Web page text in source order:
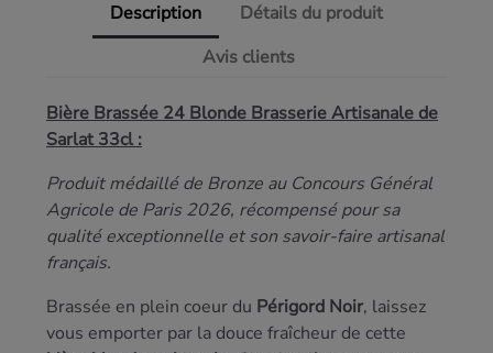
Description
Détails du produit
Avis clients
Bière Brassée 24 Blonde Brasserie Artisanale de
Sarlat 33cl :
Produit médaillé de Bronze au Concours Général
Agricole de Paris 2026, récompensé pour sa
qualité exceptionnelle et son savoir-faire artisanal
français.
Brassée en plein coeur du Périgord Noir, laissez
vous emporter par la douce fraîcheur de cette